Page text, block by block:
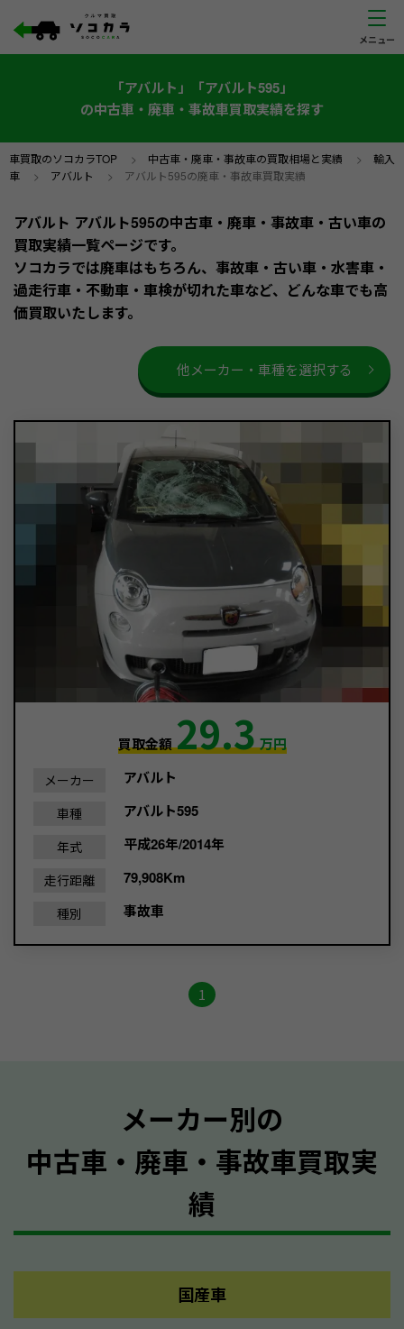
「アバルト」「アバルト595」
の中古車・廃車・事故車買取実績を探す
車買取のソコカラTOP > 中古車・廃車・事故車の買取相場と実績 > 輸入
車 > アバルト > アバルト595の廃車・事故車買取実績
アバルト アバルト595の中古車・廃車・事故車・古い車の
買取実績一覧ページです。
ソコカラでは廃車はもちろん、事故車・古い車・水害車・
過走行車・不動車・車検が切れた車など、どんな車でも高
価買取いたします。
他メーカー・車種を選択する
買取金額29.3万円
メーカー アバルト
車種 アバルト595
年式 平成26年/2014年
走行距離 79,908Km
種別 事故車
1
メーカー別の
中古車・廃車・事故車買取実
績
国産車